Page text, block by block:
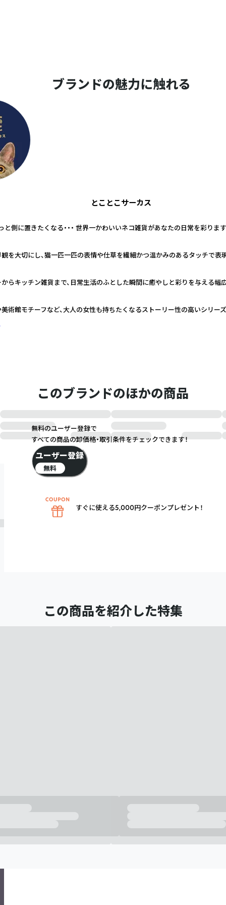
ブランドの魅力に触れる
とことこサーカス
と側に置きたくなる・・・ 世界一かわいいネコ雑貨があなたの日常を彩ります
を大切にし、猫一匹一匹の表情や仕草を繊細かつ温かみのあるタッチで表
らキッチン雑貨まで、日常生活のふとした瞬間に癒やしと彩りを与える幅
術館モチーフなど、大人の女性も持ちたくなるストーリー性の高いシリー
このブランドのほかの商品
この商品を紹介した特集
無料のユーザー登録で
すべての商品の卸価格・取引条件をチェックできます！
ユーザー登録
無料
すぐに使える5,000円クーポンプレゼント！